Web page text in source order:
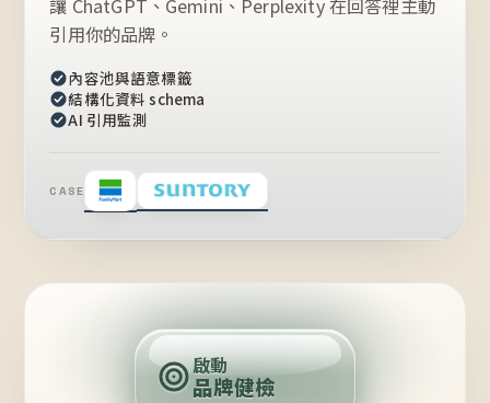
讓 ChatGPT、Gemini、Perplexity 在回答裡主動
引用你的品牌。
內容池與語意標籤
結構化資料 schema
AI 引用監測
CASE
點
啟動
品牌健檢